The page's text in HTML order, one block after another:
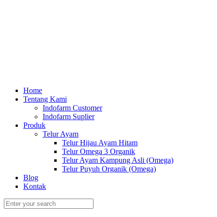
Home
Tentang Kami
Indofarm Customer
Indofarm Suplier
Produk
Telur Ayam
Telur Hijau Ayam Hitam
Telur Omega 3 Organik
Telur Ayam Kampung Asli (Omega)
Telur Puyuh Organik (Omega)
Blog
Kontak